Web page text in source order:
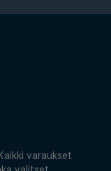
varaukset